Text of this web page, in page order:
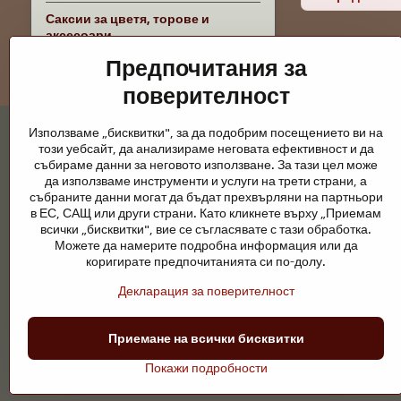
Саксии за цветя, торове и
аксесоари
Градински езера и конски
Градинските езера са красиво допълнение към всеки
поддръжка са ключови за чиста вода и здравословно езерце
Конете се нуждаят от висококачествени конски
©2026
Предпочитания за
поверителност
Използваме „бисквитки", за да подобрим посещението ви на
този уебсайт, да анализираме неговата ефективност и да
събираме данни за неговото използване. За тази цел може
да използваме инструменти и услуги на трети страни, а
събраните данни могат да бъдат прехвърляни на партньори
в ЕС, САЩ или други страни. Като кликнете върху „Приемам
всички „бисквитки", вие се съгласявате с тази обработка.
Можете да намерите подробна информация или да
коригирате предпочитанията си по-долу.
Декларация за поверителност
Покажи подробности
Приемане на всички бисквитки